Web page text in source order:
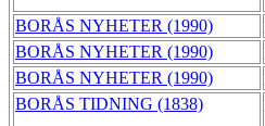
BORÅS NYHETER (1990)
BORÅS NYHETER (1990)
BORÅS NYHETER (1990)
BORÅS TIDNING (1838)